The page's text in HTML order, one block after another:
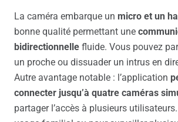
La caméra embarque un micro et un
bonne qualité permettant une
bidirectionnelle fluide. Vous pouvez
un proche ou dissuader un intrus en
Autre avantage notable : l’application
connecter jusqu’à quatre caméras
partager l’accès à plusieurs